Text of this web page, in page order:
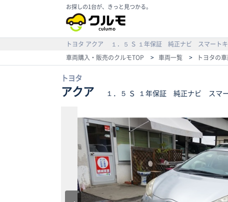
お探しの1台が、きっと見つかる。
トヨタ アクア １．５ Ｓ １年保証 純正ナビ スマートキ
車両購入・販売のクルモTOP
> 車両一覧 > トヨタの
トヨタ
アクア １．５ Ｓ １年保証 純正ナビ スマ